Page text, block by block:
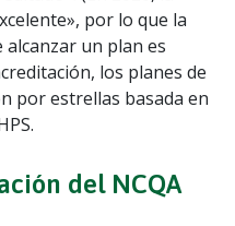
por lo que la
un plan es
los planes de
por estrellas basada en
del NCQA